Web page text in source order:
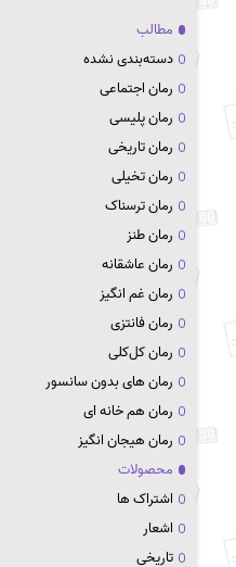
مطالب
دسته‌بندی نشده
رمان اجتماعی
رمان پلیسی
رمان تاریخی
رمان تخیلی
رمان ترسناک
رمان طنز
رمان عاشقانه
رمان غم انگیز
رمان فانتزی
رمان کل‌کلی
رمان های بدون سانسور
رمان هم خانه ای
رمان هیجان انگیز
محصولات
اشتراک ها
اشعار
تاریخی